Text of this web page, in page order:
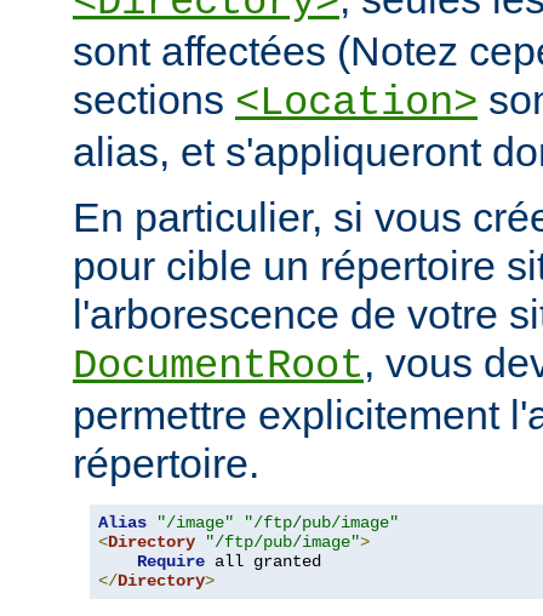
sont affectées (Notez
sections <Location>
alias, et s'appliqueront
En particulier, si vous
pour cible un répertoire
l'arborescence de votre
DocumentRoot, vous
permettre explicitement
répertoire.
Alias "/image"
"/ftp/pub/image"
<Directory "/ftp/pub/image">
Require
</Directory>